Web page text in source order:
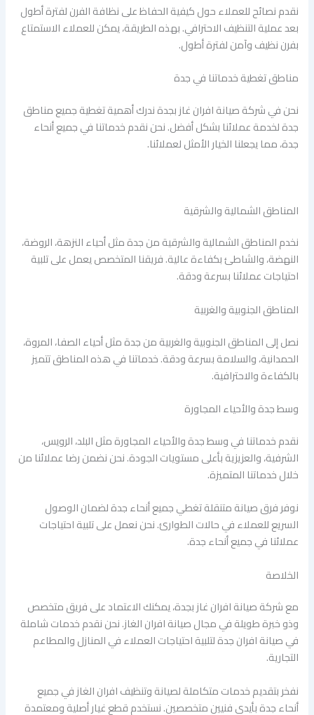
نقدم نصائح للعملاء حول كيفية الحفاظ على نظافة الفرن لفترة أطول
بعد عملية التنظيف الاحترافي. بهذه الطريقة، يمكن للعملاء الاستمتاع
بفرن نظيف وآمن لفترة أطول.
مناطق تغطية خدماتنا في جدة
نحن في شركة صيانة افران غاز بجدة ندرك أهمية تغطية جميع مناطق
جدة لخدمة عملائنا بشكل أفضل. نحن نقدم خدماتنا في جميع أنحاء
جدة، مما يجعلنا الخيار الأمثل لعملائنا.
المناطق الشمالية والشرقية
نخدم المناطق الشمالية والشرقية من جدة مثل أحياء النزهة، الروضة،
النهضة، والشاطئ بكفاءة عالية. فريقنا المتخصص يعمل على تلبية
احتياجات عملائنا بسرعة ودقة.
المناطق الجنوبية والغربية
نصل إلى المناطق الجنوبية والغربية من جدة مثل أحياء الصفا، المروة،
الحمدانية، والسلامة بسرعة ودقة. خدماتنا في هذه المناطق تتميز
بالكفاءة والاحترافية.
وسط جدة والأحياء المجاورة
نقدم خدماتنا في وسط جدة والأحياء المجاورة مثل البلد، الرويس،
الشرفية، والعزيزية بأعلى مستويات الجودة. نحن نضمن رضا عملائنا من
خلال خدماتنا المتميزة.
نوفر فرق صيانة متنقلة تغطي جميع أنحاء جدة لضمان الوصول
السريع للعملاء في حالات الطوارئ. نحن نعمل على تلبية احتياجات
عملائنا في جميع أنحاء جدة.
الخلاصة
مع شركة صيانة افران غاز بجدة، يمكنك الاعتماد على فريق متخصص
وذو خبرة طويلة في مجال صيانة افران الغاز. نحن نقدم خدمات شاملة
في صيانة افران جدة لتلبية احتياجات العملاء في المنازل والمطاعم
التجارية.
نفخر بتقديم خدمات متكاملة لصيانة وتنظيف افران الغاز في جميع
أنحاء جدة بأيدي فنيين متخصصين. نستخدم قطع غيار أصلية ومعتمدة